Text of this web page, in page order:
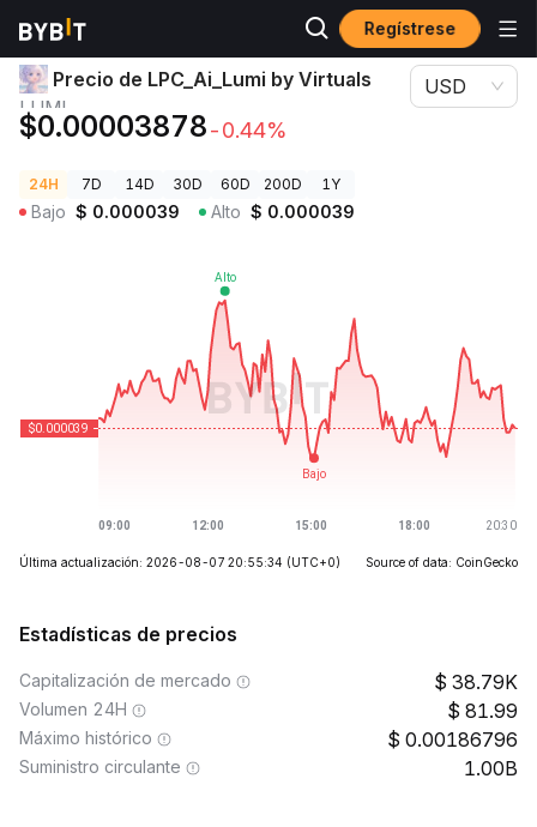
Regístrese
Precios de Criptomonedas Precio de LPC_Ai_Lumi by Virtuals LUMI
Precio de LPC_Ai_Lumi by Virtuals
LUMI
$0.00003878-0.44%
USD
24H 7D 14D 30D 60D 200D 1Y
Bajo $ 0.000039 Alto $ 0.000039
Última actualización: 2026-08-07 20:55:34 (UTC+0) Source of data: CoinGecko
Estadísticas de precios
Capitalización de mercado 38.79K
Volumen 24H 81.99
Máximo histórico 0.00186796
Suministro circulante 1.00B